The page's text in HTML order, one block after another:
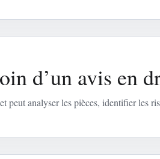
d’un avis en
peut analyser les pièces, identifier les